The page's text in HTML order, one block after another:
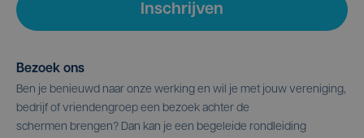
Inschrijven
Bezoek ons
Ben je benieuwd naar onze werking en wil je met jouw vereniging,
bedrijf of vriendengroep een bezoek achter de
schermen brengen? Dan kan je een begeleide rondleiding